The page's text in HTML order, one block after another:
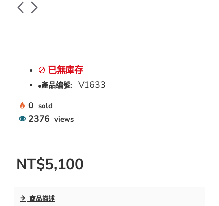
已無庫存
產品编號:
V1633
0 sold
2376 views
NT$5,100
商品描述